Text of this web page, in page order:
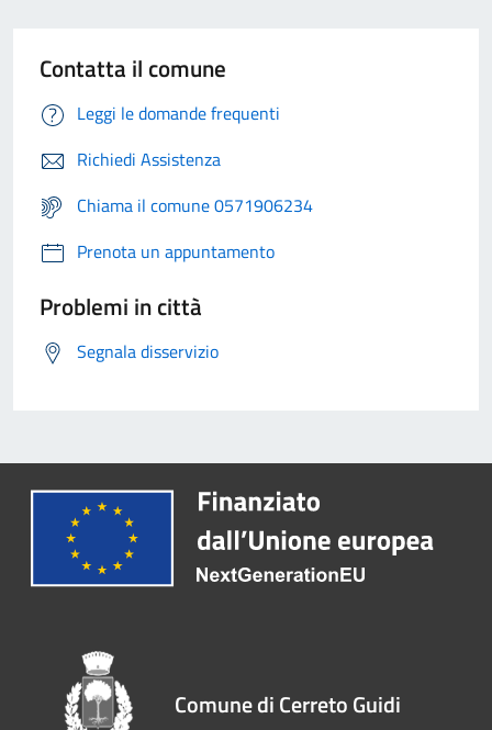
Contatta il comune
Leggi le domande frequenti
Richiedi Assistenza
Chiama il comune 0571906234
Prenota un appuntamento
Problemi in città
Segnala disservizio
Comune di Cerreto Guidi